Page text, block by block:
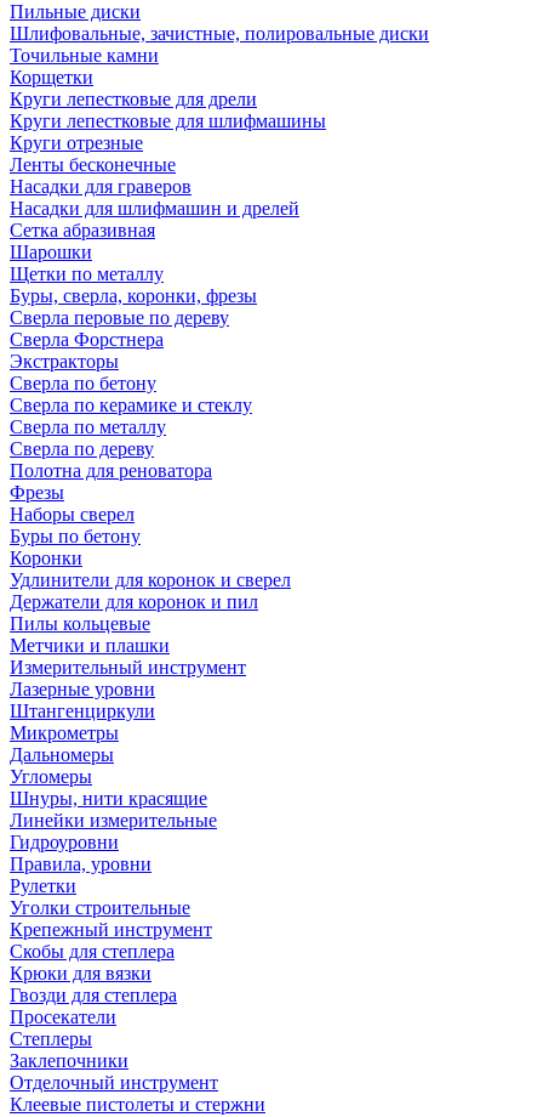
Пильные диски
Шлифовальные, зачистные, полировальные диски
Точильные камни
Корщетки
Круги лепестковые для дрели
Круги лепестковые для шлифмашины
Круги отрезные
Ленты бесконечные
Насадки для граверов
Насадки для шлифмашин и дрелей
Сетка абразивная
Шарошки
Щетки по металлу
Буры, сверла, коронки, фрезы
Сверла перовые по дереву
Сверла Форстнера
Экстракторы
Сверла по бетону
Сверла по керамике и стеклу
Сверла по металлу
Сверла по дереву
Полотна для реноватора
Фрезы
Наборы сверел
Буры по бетону
Коронки
Удлинители для коронок и сверел
Держатели для коронок и пил
Пилы кольцевые
Метчики и плашки
Измерительный инструмент
Лазерные уровни
Штангенциркули
Микрометры
Дальномеры
Угломеры
Шнуры, нити красящие
Линейки измерительные
Гидроуровни
Правила, уровни
Рулетки
Уголки строительные
Крепежный инструмент
Скобы для степлера
Крюки для вязки
Гвозди для степлера
Просекатели
Степлеры
Заклепочники
Отделочный инструмент
Клеевые пистолеты и стержни